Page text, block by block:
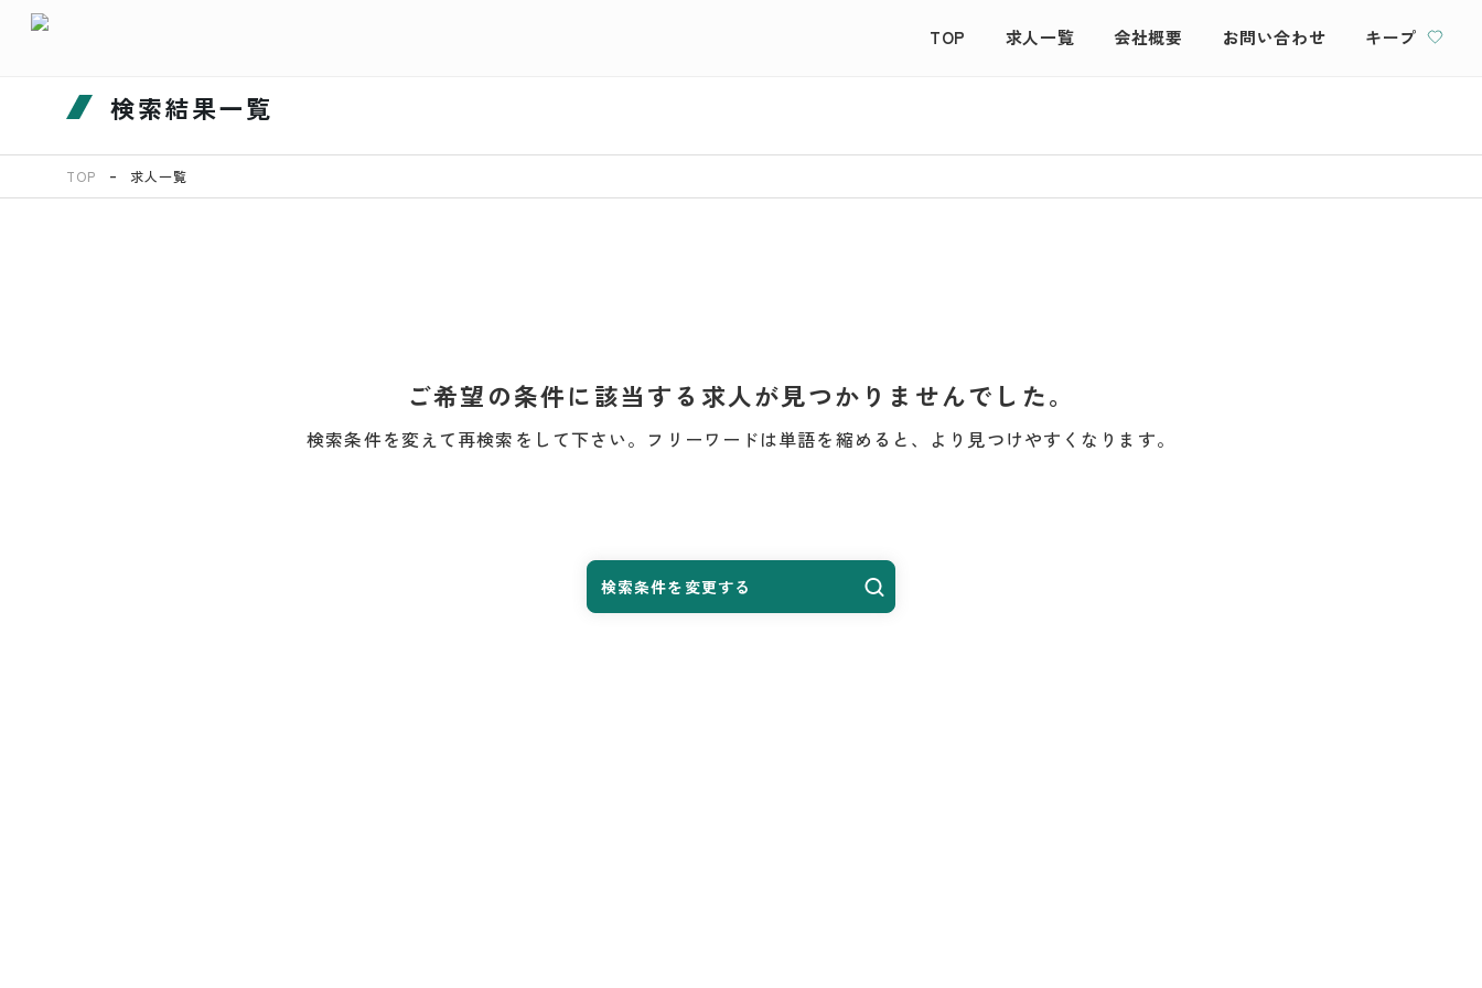
TOP 求人一覧 会社概要 お問い合わせ キープ
検索結果一覧
TOP 求人一覧
ご希望の条件に該当する求人が見つかりませんでした。
検索条件を変えて再検索をして下さい。フリーワードは単語を縮めると、より見つけやすくなります。
検索条件を変更する